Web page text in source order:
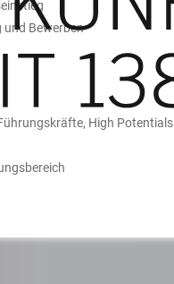
Bewerben
High Potentials